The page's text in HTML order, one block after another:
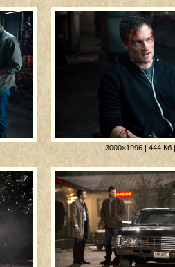
3000×1996 | 444 Кб